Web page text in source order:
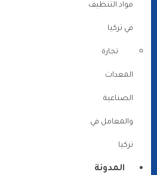
مواد التنظيف
في تركيا
تجارة
المعدات
الصناعية
والمعامل في
تركيا
المدونة